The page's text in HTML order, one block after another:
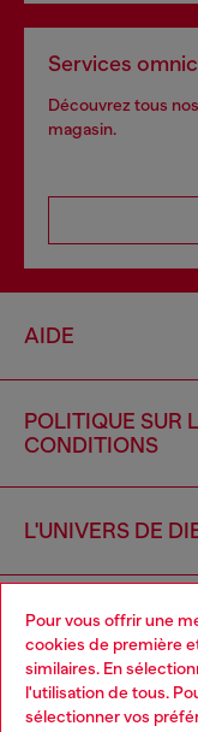
Pour vous offrir une
cookies de première
similaires. En
l'utilisation de tous.
sélectionner vos
Services
Découvrez tous
magasin.
AIDE
POLITIQUE SUR
CONDITIONS
L'UNIVERS DE
ENTREPRISE
Choose your location